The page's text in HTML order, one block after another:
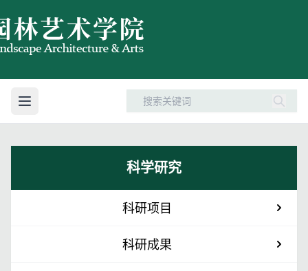
科学研究
科研项目
科研成果